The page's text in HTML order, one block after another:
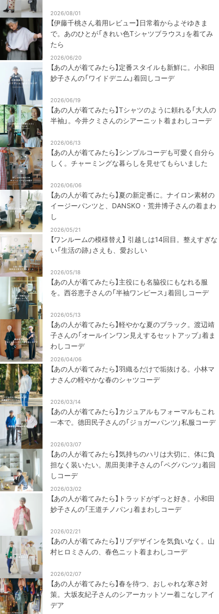
2026/08/01
【伊藤千桃さん着用レビュー】日常着からよそゆきま
で。あのひとが「きれい色Tシャツブラウス」を着てみ
たら
2026/06/20
【あの人が着てみたら】定番スタイルも新鮮に。小和田
妙子さんの「ワイドデニム」着回しコーデ
2026/06/19
【あの人が着てみたら】Tシャツのように頼れる「大人の
半袖」。今井クミさんのシアーニット着まわしコーデ
2026/06/13
【あの人が着てみたら】シンプルコーデも可愛く自分ら
しく。チャーミングな暮らしを見せてもらいました
2026/06/06
【あの人が着てみたら】夏の新定番に。ナイロン素材の
イージーパンツと、DANSKO・荒井博子さんの着まわ
し
2026/05/21
【ワンルームの模様替え】 引越しは14回目。整えすぎな
い「生活の跡」さえも、愛おしい
2026/05/18
【あの人が着てみたら】主役にも名脇役にもなれる服
を。西谷恵子さんの「半袖ワンピース」着回しコーデ
2026/05/13
【あの人が着てみたら】軽やかな夏のブラック。渡辺靖
子さんの「オールインワン見えするセットアップ」着ま
わしコーデ
2026/04/06
【あの人が着てみたら】羽織るだけで垢抜ける。小林マ
ナさんの軽やかな春のシャツコーデ
2026/03/14
【あの人が着てみたら】カジュアルもフォーマルもこれ
一本で。德田民子さんの「ジョガーパンツ」私服コーデ
2026/03/07
【あの人が着てみたら】気持ちのハリは大切に、体に負
担なく装いたい。黒田美津子さんの「ペグパンツ」着回
しコーデ
2026/03/02
【あの人が着てみたら】トラッドがずっと好き。小和田
妙子さんの「王道チノパン」着まわしコーデ
2026/02/21
【あの人が着てみたら】リブデザインを気負いなく。山
村ヒロミさんの、春色ニット着まわしコーデ
2026/02/07
【あの人が着てみたら】春を待つ、おしゃれな寒さ対
策。大坂友紀子さんのシアーカットソー着こなしアイ
デア